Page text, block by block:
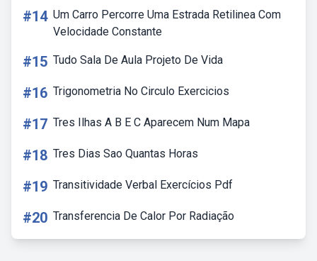
#14 Um Carro Percorre Uma Estrada Retilinea Com
Velocidade Constante
#15 Tudo Sala De Aula Projeto De Vida
#16 Trigonometria No Circulo Exercicios
#17 Tres Ilhas A B E C Aparecem Num Mapa
#18 Tres Dias Sao Quantas Horas
#19 Transitividade Verbal Exercícios Pdf
#20 Transferencia De Calor Por Radiação